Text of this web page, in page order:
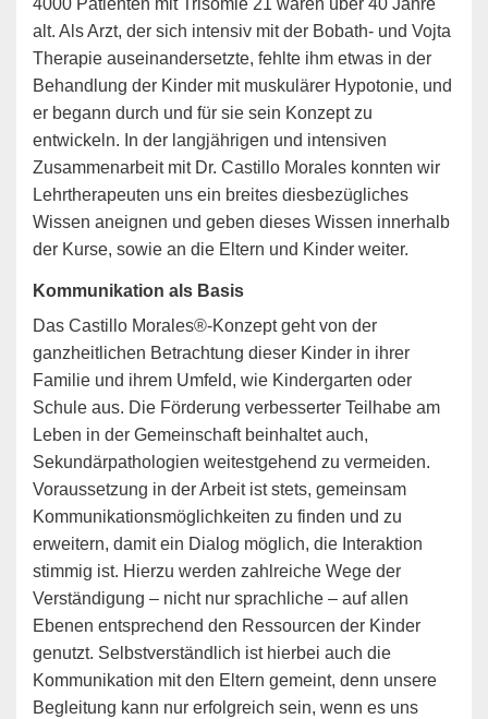
4000 Patienten mit Trisomie 21 waren über 40 Jahre
alt. Als Arzt, der sich intensiv mit der Bobath- und Vojta
Therapie auseinandersetzte, fehlte ihm etwas in der
Behandlung der Kinder mit muskulärer Hypotonie, und
er begann durch und für sie sein Konzept zu
entwickeln. In der langjährigen und intensiven
Zusammenarbeit mit Dr. Castillo Morales konnten wir
Lehrtherapeuten uns ein breites diesbezügliches
Wissen aneignen und geben dieses Wissen innerhalb
der Kurse, sowie an die Eltern und Kinder weiter.
Kommunikation als Basis
Das Castillo Morales®-Konzept geht von der
ganzheitlichen Betrachtung dieser Kinder in ihrer
Familie und ihrem Umfeld, wie Kindergarten oder
Schule aus. Die Förderung verbesserter Teilhabe am
Leben in der Gemeinschaft beinhaltet auch,
Sekundärpathologien weitestgehend zu vermeiden.
Voraussetzung in der Arbeit ist stets, gemeinsam
Kommunikationsmöglichkeiten zu finden und zu
erweitern, damit ein Dialog möglich, die Interaktion
stimmig ist. Hierzu werden zahlreiche Wege der
Verständigung – nicht nur sprachliche – auf allen
Ebenen entsprechend den Ressourcen der Kinder
genutzt. Selbstverständlich ist hierbei auch die
Kommunikation mit den Eltern gemeint, denn unsere
Begleitung kann nur erfolgreich sein, wenn es uns